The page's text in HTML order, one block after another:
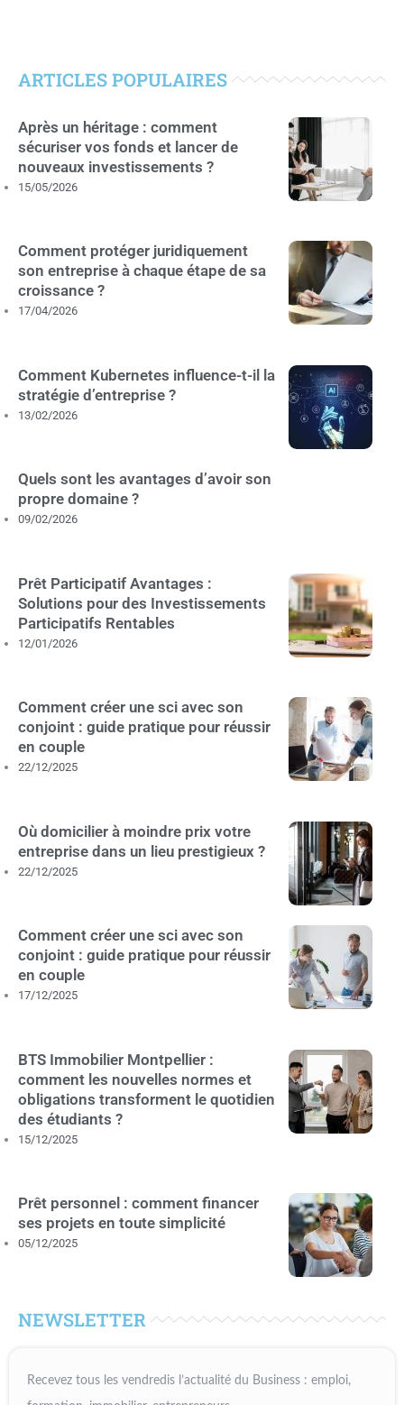
ARTICLES POPULAIRES
Après un héritage : comment
sécuriser vos fonds et lancer de
nouveaux investissements ?
15/05/2026
Comment protéger juridiquement
son entreprise à chaque étape de sa
croissance ?
17/04/2026
Comment Kubernetes influence-t-il la
stratégie d’entreprise ?
13/02/2026
Quels sont les avantages d’avoir son
propre domaine ?
09/02/2026
Prêt Participatif Avantages :
Solutions pour des Investissements
Participatifs Rentables
12/01/2026
Comment créer une sci avec son
conjoint : guide pratique pour réussir
en couple
22/12/2025
Où domicilier à moindre prix votre
entreprise dans un lieu prestigieux ?
22/12/2025
Comment créer une sci avec son
conjoint : guide pratique pour réussir
en couple
17/12/2025
BTS Immobilier Montpellier :
comment les nouvelles normes et
obligations transforment le quotidien
des étudiants ?
15/12/2025
Prêt personnel : comment financer
ses projets en toute simplicité
05/12/2025
NEWSLETTER
Recevez tous les vendredis l’actualité du Business : emploi,